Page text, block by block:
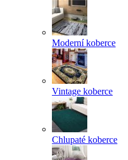
Moderní koberce
Vintage koberce
Chlupaté koberce